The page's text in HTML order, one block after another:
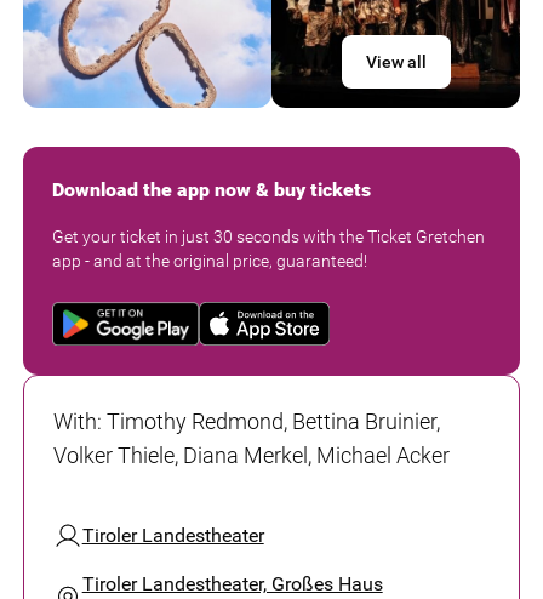
View all
Download the app now & buy tickets
Get your ticket in just 30 seconds with the Ticket Gretchen
app - and at the original price, guaranteed!
With: Timothy Redmond, Bettina Bruinier,
Volker Thiele, Diana Merkel, Michael Acker
Tiroler Landestheater
Tiroler Landestheater, Großes Haus